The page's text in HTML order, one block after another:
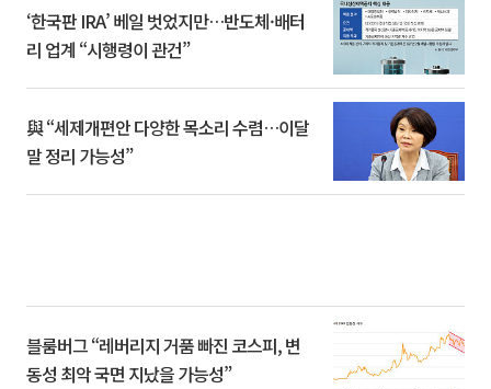
‘한국판 IRA’ 베일 벗었지만…반도체·배터
리 업계 “시행령이 관건”
與 “세제개편안 다양한 목소리 수렴…이달
말 정리 가능성”
블룸버그 “레버리지 거품 빠진 코스피, 변
동성 최악 국면 지났을 가능성”